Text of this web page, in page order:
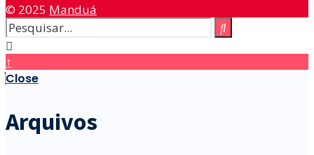
© 2025 Manduá
↑
Close
Arquivos